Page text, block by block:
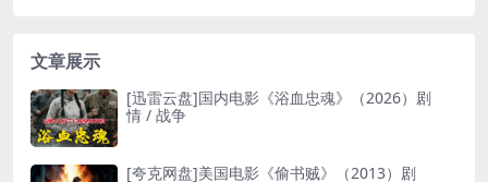
文章展示
[迅雷云盘]国内电影《浴血忠魂》（2026）剧
情 / 战争
[夸克网盘]美国电影《偷书贼》（2013）剧